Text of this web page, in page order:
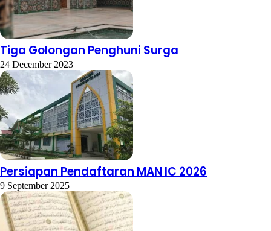
Tiga Golongan Penghuni Surga
24 December 2023
Persiapan Pendaftaran MAN IC 2026
9 September 2025